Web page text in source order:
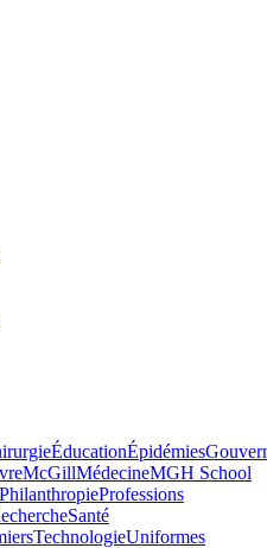
ÉducationÉpidémies
McGillMédecineMGH School
PhilanthropieProfessions
Santé
TechnologieUniformes